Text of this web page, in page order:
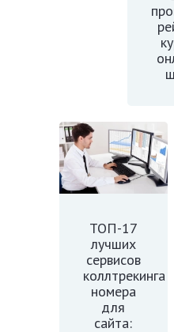
ТОП-17
лучших
сервисов
коллтрекинга
номера
для
сайта: